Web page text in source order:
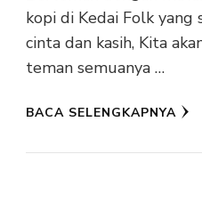
kopi di Kedai Folk
cinta dan kasih, Kita
teman semuanya …
BACA SELENGKAPNYA